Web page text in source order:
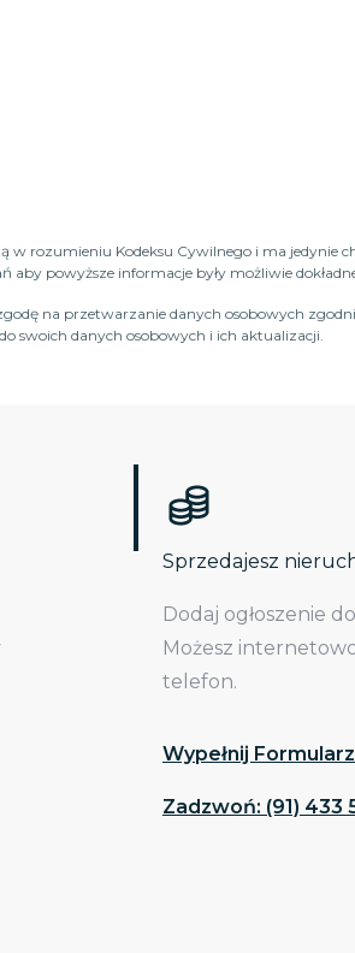
w rozumieniu Kodeksu Cywilnego i ma
aby powyższe informacje były możliwie
na przetwarzanie danych osobowych
swoich danych osobowych i ich aktualizacji.
Sprzedajesz
Dodaj ogłoszenie
Możesz
telefon.
Wypełnij Formularz
Zadzwoń: (91) 433